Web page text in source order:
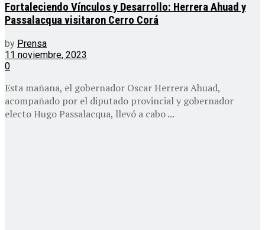
Fortaleciendo Vínculos y Desarrollo: Herrera Ahuad y
Passalacqua visitaron Cerro Corá
by Prensa
11 noviembre, 2023
0
Esta mañana, el gobernador Oscar Herrera Ahuad,
acompañado por el diputado provincial y gobernador
electo Hugo Passalacqua, llevó a cabo ...